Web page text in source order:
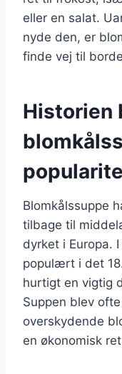
eller en salat.
nyde den, er
finde vej til
Historien
Blomkålssuppe
tilbage til
dyrket i Europa.
populært i det
hurtigt en vigtig
Suppen blev
overskydende
en økonomisk